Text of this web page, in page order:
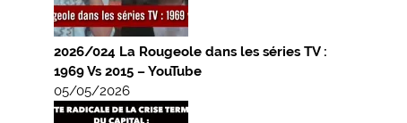
2026/024 La Rougeole dans les séries TV :
1969 Vs 2015 – YouTube
05/05/2026